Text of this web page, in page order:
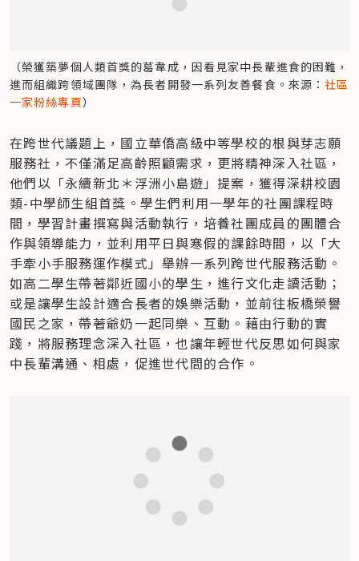
（榮獲築夢個人類首獎的葛韋成，因看見家中長輩進食的困難，
進而組織跨領域團隊，為長者開發一系列友善餐食。來源：社區
一家粉絲專頁）
在跨世代議題上，國立華僑高級中等學校的根與芽志願
服務社，不僅滿足高齡照顧需求，更將精神深入社區，
他們以「永續新北＊浮洲小島遊」提案，獲得深耕校園
類-中學師生組首獎。學生們利用一學年的社團課程時
間，學習計畫撰寫與活動執行，培養社團成員的團體合
作與領導能力，並利用平日與寒假的課餘時間，以「大
手牽小手服務運作模式」舉辦一系列跨世代服務活動。
如高二學生帶著鄰近國小的學生，進行文化走讀活動；
或是讓學生設計適合長者的娛樂活動，並前往板橋榮譽
國民之家，帶著爺奶一起同樂、互動。藉由行動的實
踐，將服務理念深入社區，也讓年輕世代反思如何與家
中長輩溝通、相處，促進世代間的合作。